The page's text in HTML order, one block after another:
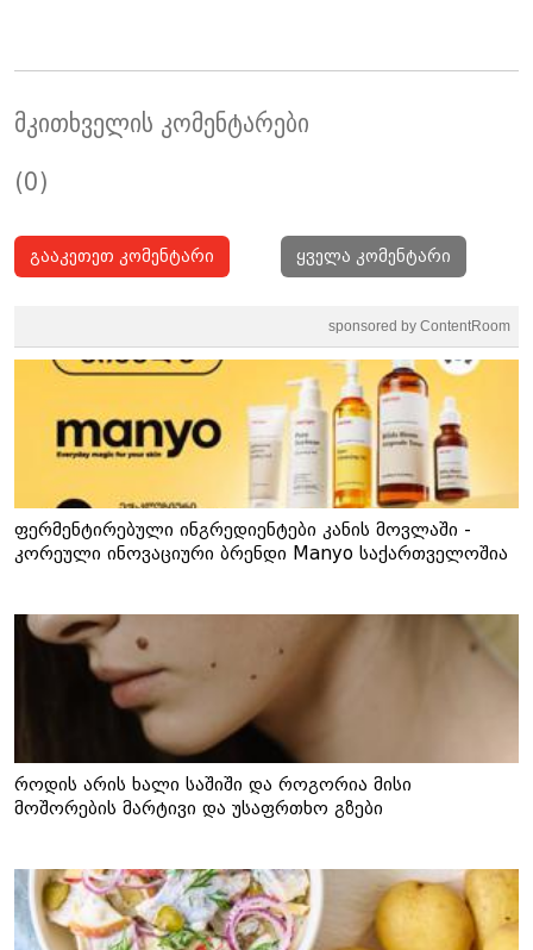
მკითხველის კომენტარები
(0)
გააკეთეთ კომენტარი ყველა კომენტარი
sponsored by ContentRoom
ფერმენტირებული ინგრედიენტები კანის მოვლაში -
კორეული ინოვაციური ბრენდი Manyo საქართველოშია
როდის არის ხალი საშიში და როგორია მისი
მოშორების მარტივი და უსაფრთხო გზები